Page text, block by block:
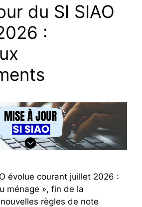
du SI SIAO
:
évolue courant juillet 2026 :
ménage », fin de la
règles de note